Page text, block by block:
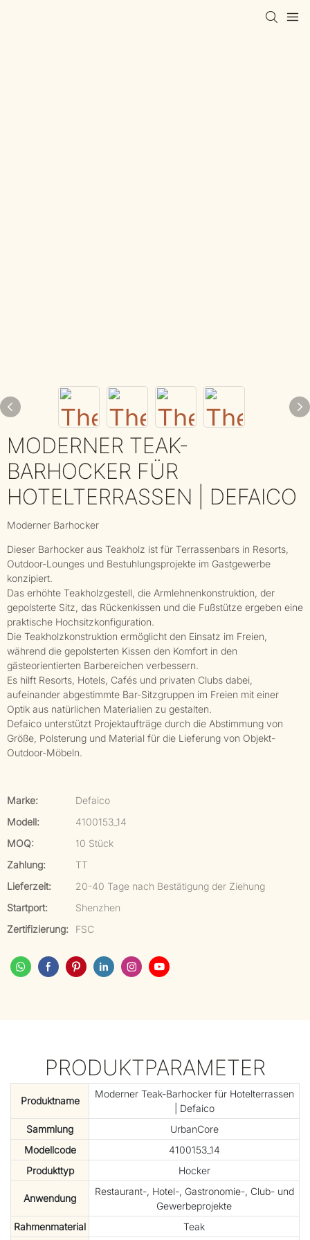
MODERNER TEAK-
BARHOCKER FÜR
HOTELTERRASSEN | DEFAICO
Moderner Barhocker
Dieser Barhocker aus Teakholz ist für Terrassenbars in Resorts,
Outdoor-Lounges und Bestuhlungsprojekte im Gastgewerbe
konzipiert.
Das erhöhte Teakholzgestell, die Armlehnenkonstruktion, der
gepolsterte Sitz, das Rückenkissen und die Fußstütze ergeben eine
praktische Hochsitzkonfiguration.
Die Teakholzkonstruktion ermöglicht den Einsatz im Freien,
während die gepolsterten Kissen den Komfort in den
gästeorientierten Barbereichen verbessern.
Es hilft Resorts, Hotels, Cafés und privaten Clubs dabei,
aufeinander abgestimmte Bar-Sitzgruppen im Freien mit einer
Optik aus natürlichen Materialien zu gestalten.
Defaico unterstützt Projektaufträge durch die Abstimmung von
Größe, Polsterung und Material für die Lieferung von Objekt-
Outdoor-Möbeln.
Marke:
Defaico
Modell:
4100153_14
MOQ:
10 Stück
Zahlung:
TT
Lieferzeit:
20-40 Tage nach Bestätigung der Ziehung
Startport:
Shenzhen
Zertifizierung:
FSC
PRODUKTPARAMETER
Produktname
Moderner Teak-Barhocker für Hotelterrassen
| Defaico
Sammlung
UrbanCore
Modellcode
4100153_14
Produkttyp
Hocker
Anwendung
Restaurant-, Hotel-, Gastronomie-, Club- und
Gewerbeprojekte
Rahmenmaterial
Teak